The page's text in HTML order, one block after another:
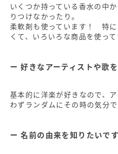
いくつか持っている香水の中
りつけなかったり。
柔軟剤も使っています！ 特
くて、いろいろな商品を使って
好きなアーティストや歌
基本的に洋楽が好きなので、
わずランダムにその時の気分
名前の由来を知りたいです